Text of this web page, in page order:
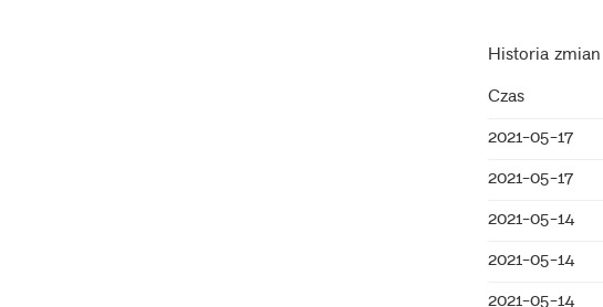
Historia zmian
Czas
2021-05-17
2021-05-17
2021-05-14
2021-05-14